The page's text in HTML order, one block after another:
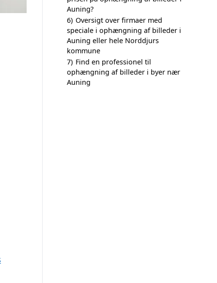
Auning?
6) Oversigt over firmaer med
speciale i ophængning af billeder i
Auning eller hele Norddjurs
kommune
7) Find en professionel til
ophængning af billeder i byer nær
Auning